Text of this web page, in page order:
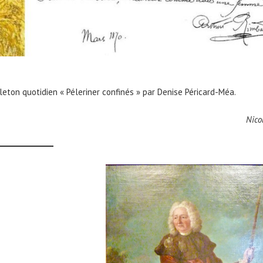
quotidien « Péleriner confinés » par Denise Péricard-Méa.